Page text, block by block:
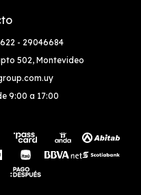
- 29046684
502, Montevideo
9:00 a 17:00